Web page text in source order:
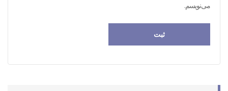
می‌نویسم.